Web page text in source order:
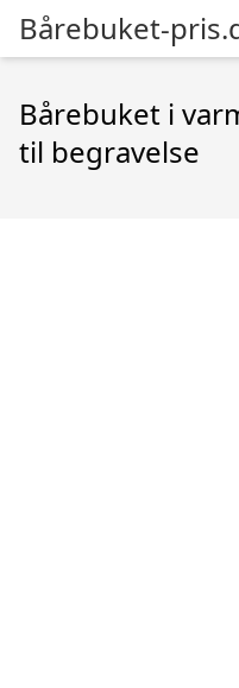
Bårebuket-
Bårebuket i
til begravelse